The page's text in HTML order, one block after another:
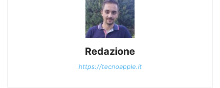
Redazione
https://tecnoapple.it